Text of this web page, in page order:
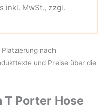
inkl. MwSt., zzgl.
nach
und Preise über die
T Porter Hose